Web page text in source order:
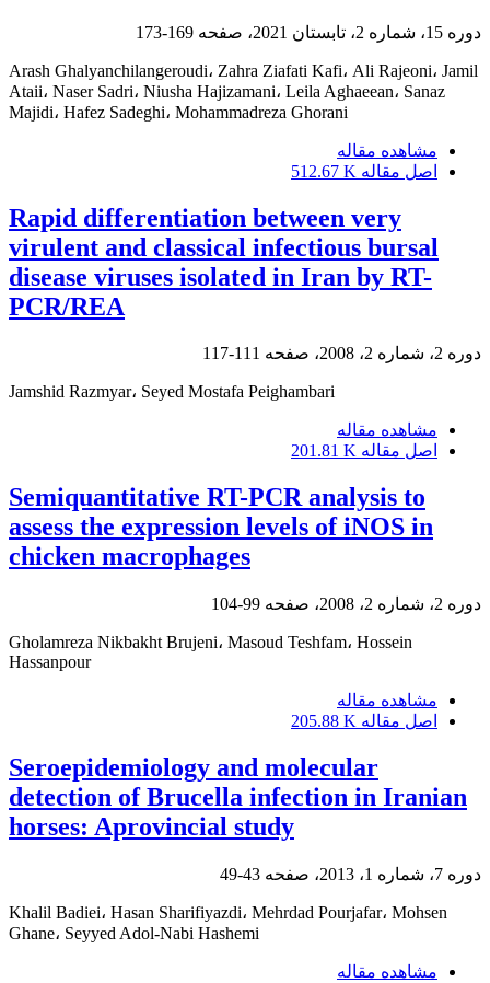
دوره 15، شماره 2، تابستان 2021، صفحه 169-173
Arash Ghalyanchilangeroudi، Zahra Ziafati Kafi، Ali Rajeoni، Jamil
Ataii، Naser Sadri، Niusha Hajizamani، Leila Aghaeean، Sanaz
Majidi، Hafez Sadeghi، Mohammadreza Ghorani
مشاهده مقاله
اصل مقاله 512.67 K
Rapid differentiation between very
virulent and classical infectious bursal
disease viruses isolated in Iran by RT-
PCR/REA
دوره 2، شماره 2، 2008، صفحه 111-117
Jamshid Razmyar، Seyed Mostafa Peighambari
مشاهده مقاله
اصل مقاله 201.81 K
Semiquantitative RT-PCR analysis to
assess the expression levels of iNOS in
chicken macrophages
دوره 2، شماره 2، 2008، صفحه 99-104
Gholamreza Nikbakht Brujeni، Masoud Teshfam، Hossein
Hassanpour
مشاهده مقاله
اصل مقاله 205.88 K
Seroepidemiology and molecular
detection of Brucella infection in Iranian
horses: Aprovincial study
دوره 7، شماره 1، 2013، صفحه 43-49
Khalil Badiei، Hasan Sharifiyazdi، Mehrdad Pourjafar، Mohsen
Ghane، Seyyed Adol-Nabi Hashemi
مشاهده مقاله